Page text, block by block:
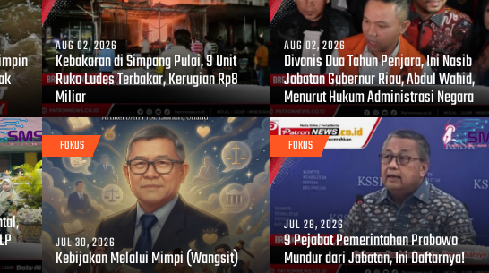
AUG 02, 2026
Kebakaran di Simpang Pulai, 9 Unit
Ruko Ludes Terbakar, Kerugian Rp8
Miliar
AUG 02, 2026
Divonis Dua Tahun Penjara, Ini Nasib
Jabatan Gubernur Riau, Abdul Wahid,
Menurut Hukum Administrasi Negara
FOKUS
JUL 30, 2026
Kebijakan Melalui Mimpi (Wangsit)
FOKUS
JUL 28, 2026
9 Pejabat Pemerintahan Prabowo
Mundur dari Jabatan, Ini Daftarnya!